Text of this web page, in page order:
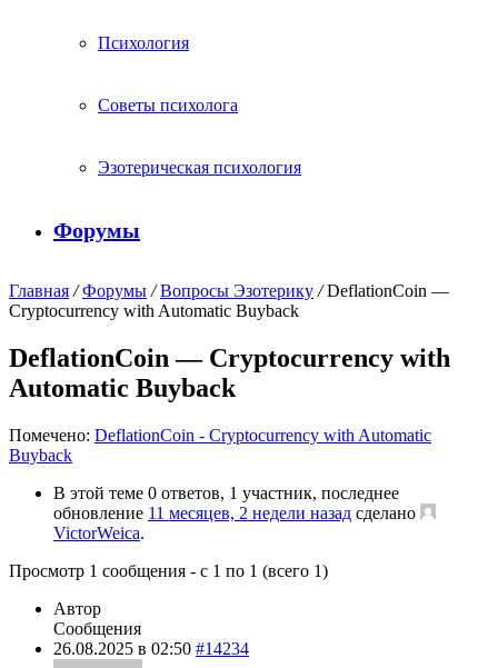
Психология
Советы психолога
Эзотерическая психология
Форумы
Главная / Форумы / Вопросы Эзотерику / DeflationCoin —
Cryptocurrency with Automatic Buyback
DeflationCoin — Cryptocurrency with
Automatic Buyback
Помечено: DeflationCoin - Cryptocurrency with Automatic
Buyback
В этой теме 0 ответов, 1 участник, последнее
обновление 11 месяцев, 2 недели назад сделано
VictorWeica.
Просмотр 1 сообщения - с 1 по 1 (всего 1)
Автор
Сообщения
26.08.2025 в 02:50 #14234